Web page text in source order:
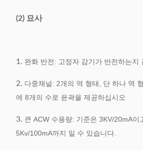
(2) 묘사
1. 완화 반전: 고정자 감기가 반전하는지
2. 다중채널: 2개의 역 형태, 단 하나 역
에 8개의 수로 윤곽을 제공하십시오
3. 큰 ACW 수용량: 기준은 3KV/20mA이
5Kv/100mA까지 일 수 있습니다.